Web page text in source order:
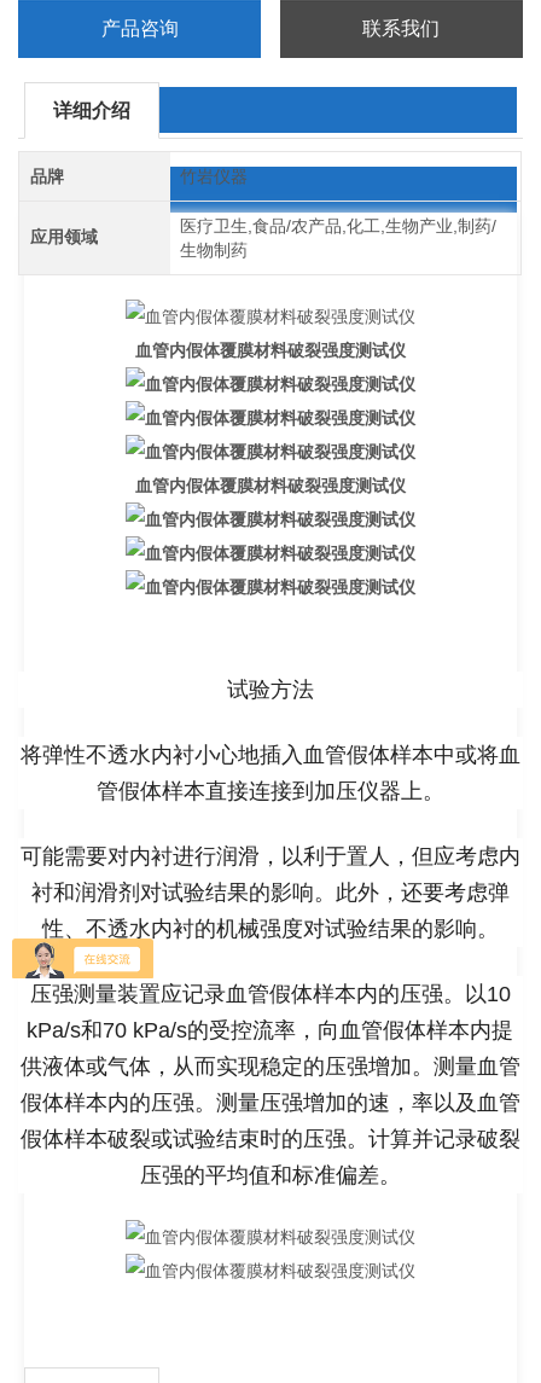
产品咨询 联系我们
详细介绍
品牌 竹岩仪器
应用领域
医疗卫生,食品/农产品,化工,生物产业,制药/
生物制药
血管内假体覆膜材料破裂强度测试仪
血管内假体覆膜材料破裂强度测试仪
试验方法
将弹性不透水内衬小心地插入血管假体样本中或将血
管假体样本直接连接到加压仪器上。
可能需要对内衬进行润滑，以利于置人，但应考虑内
衬和润滑剂对试验结果的影响。此外，还要考虑弹
性、不透水内衬的机械强度对试验结果的影响。
压强测量装置应记录血管假体样本内的压强。以10
kPa/s和70 kPa/s的受控流率，向血管假体样本内提
供液体或气体，从而实现稳定的压强增加。测量血管
假体样本内的压强。测量压强增加的速，率以及血管
假体样本破裂或试验结束时的压强。计算并记录破裂
压强的平均值和标准偏差。